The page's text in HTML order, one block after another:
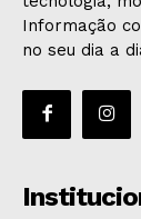
Informação
no seu dia a